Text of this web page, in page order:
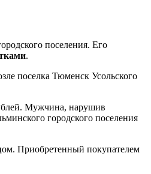
поселения. Его
.
поселка Тюменск Усольского
Мужчина, нарушив
городского поселения
Приобретенный покупателем